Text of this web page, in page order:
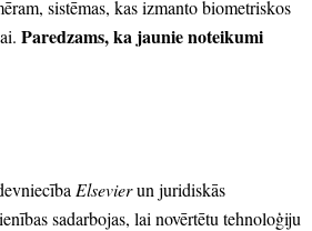
sistēmas, kas izmanto biometriskos
Paredzams,ka jaunie noteikumi
Elsevierun juridiskās
sadarbojas, lai novērtētu tehnoloģiju